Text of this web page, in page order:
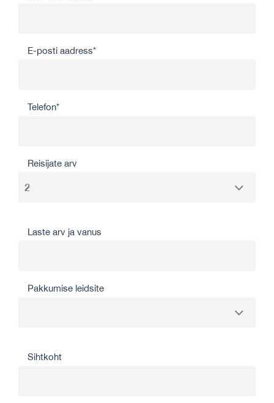
E-posti aadress*
Telefon*
Reisijate arv
Laste arv ja vanus
Pakkumise leidsite
Sihtkoht